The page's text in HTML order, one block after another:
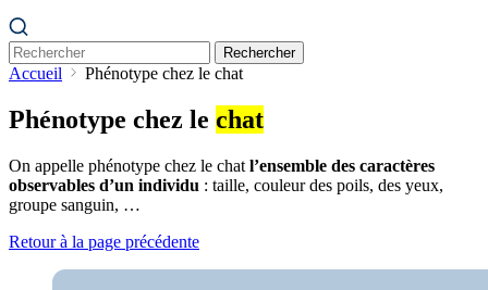
Rechercher
Accueil Phénotype chez le chat
Phénotype chez le chat
On appelle phénotype chez le chat l’ensemble des caractères
observables d’un individu : taille, couleur des poils, des yeux,
groupe sanguin, …
Retour à la page précédente